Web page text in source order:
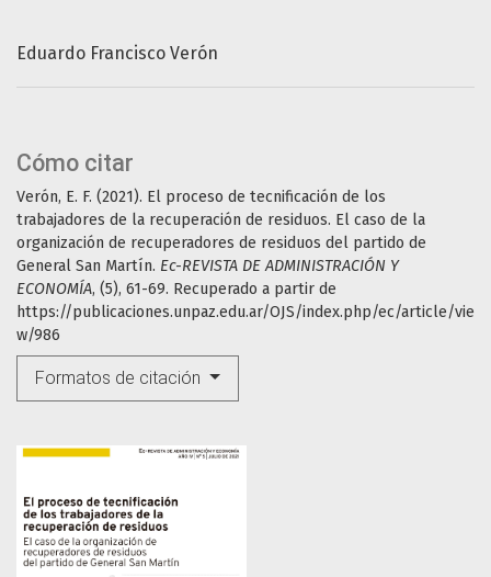
Cómo citar
Verón, E. F. (2021). El proceso de tecnificación de los
trabajadores de la recuperación de residuos. El caso de la
organización de recuperadores de residuos del partido de
General San Martín. Ec-REVISTA DE ADMINISTRACIÓN Y
ECONOMÍA, (5), 61-69. Recuperado a partir de
https://publicaciones.unpaz.edu.ar/OJS/index.php/ec/article/vie
w/986
Formatos de citación
Eduardo Francisco Verón